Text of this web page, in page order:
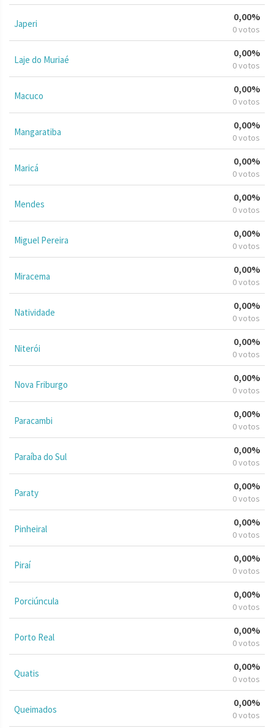
Japeri
0,00%
0 votos
Laje do Muriaé
0,00%
0 votos
Macuco
0,00%
0 votos
Mangaratiba
0,00%
0 votos
Maricá
0,00%
0 votos
Mendes
0,00%
0 votos
Miguel Pereira
0,00%
0 votos
Miracema
0,00%
0 votos
Natividade
0,00%
0 votos
Niterói
0,00%
0 votos
Nova Friburgo
0,00%
0 votos
Paracambi
0,00%
0 votos
Paraíba do Sul
0,00%
0 votos
Paraty
0,00%
0 votos
Pinheiral
0,00%
0 votos
Piraí
0,00%
0 votos
Porciúncula
0,00%
0 votos
Porto Real
0,00%
0 votos
Quatis
0,00%
0 votos
Queimados
0,00%
0 votos